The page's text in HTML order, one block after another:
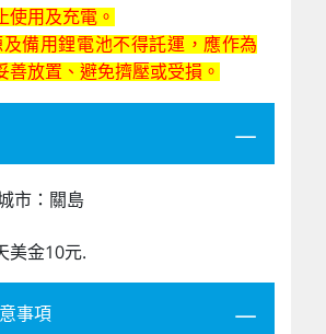
使用及充電。
及備用鋰電池不得託運，應作為
善放置、避免擠壓或受損。
市：關島
美金10元.
事項